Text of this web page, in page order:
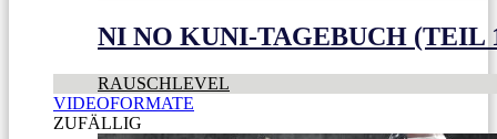
NI NO KUNI-TAGEBUCH (TEIL
RAUSCHLEVEL
VIDEOFORMATE
ZUFÄLLIG